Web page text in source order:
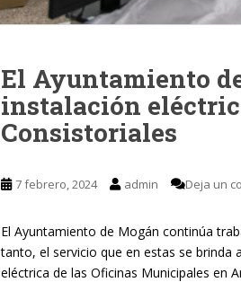
El Ayuntamiento
instalación
Consistoriales
7 febrero, 2024 admin Deja un
El Ayuntamiento de Mogán continúa
tanto, el servicio que en estas se brinda
eléctrica de las Oficinas Municipales en